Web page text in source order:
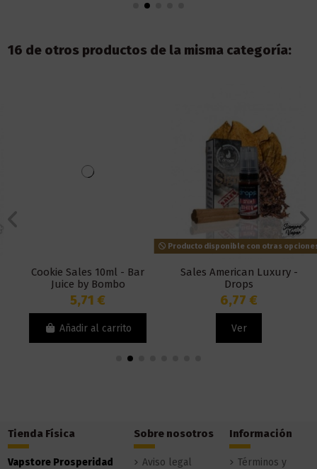
16 de otros productos de la misma categoría:
Cookie Sales 10ml - Bar
Juice by Bombo
5,71 €
Añadir al carrito
Producto disponible con otras opciones
Sales American Luxury -
Drops
6,77 €
Ver
Tienda Física
Vapstore Prosperidad
Sobre nosotros
Aviso legal
Información
Términos y